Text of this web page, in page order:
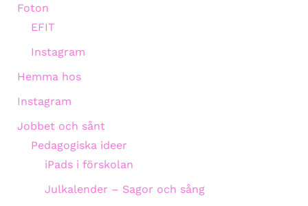
Foton
EFIT
Instagram
Hemma hos
Instagram
Jobbet och sånt
Pedagogiska ideer
iPads i förskolan
Julkalender – Sagor och sång